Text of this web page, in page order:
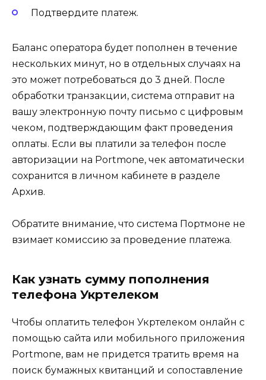
Подтвердите платеж.
Баланс оператора будет пополнен в течение
нескольких минут, но в отдельных случаях на
это может потребоваться до 3 дней. После
обработки транзакции, система отправит на
вашу электронную почту письмо с цифровым
чеком, подтверждающим факт проведения
оплаты. Если вы платили за телефон после
авторизации на Portmone, чек автоматически
сохранится в личном кабинете в разделе
Архив.
Обратите внимание, что система Портмоне не
взимает комиссию за проведение платежа.
Как узнать сумму пополнения
телефона Укртелеком
Чтобы оплатить телефон Укртелеком онлайн с
помощью сайта или мобильного приложения
Portmone, вам не придется тратить время на
поиск бумажных квитанций и сопоставление